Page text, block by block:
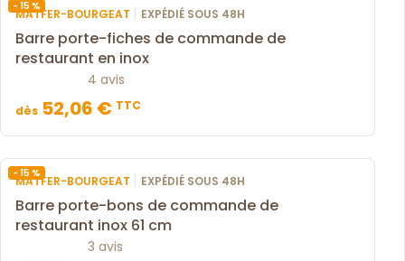
- 15 %
MATFER-BOURGEAT | EXPÉDIÉ SOUS 48H
Barre porte-fiches de commande de
restaurant en inox
4 avis
dès 52,06 € TTC
- 15 %
MATFER-BOURGEAT | EXPÉDIÉ SOUS 48H
Barre porte-bons de commande de
restaurant inox 61 cm
3 avis